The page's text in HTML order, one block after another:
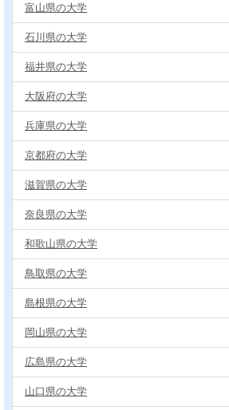
富山県の大学
石川県の大学
福井県の大学
大阪府の大学
兵庫県の大学
京都府の大学
滋賀県の大学
奈良県の大学
和歌山県の大学
鳥取県の大学
島根県の大学
岡山県の大学
広島県の大学
山口県の大学